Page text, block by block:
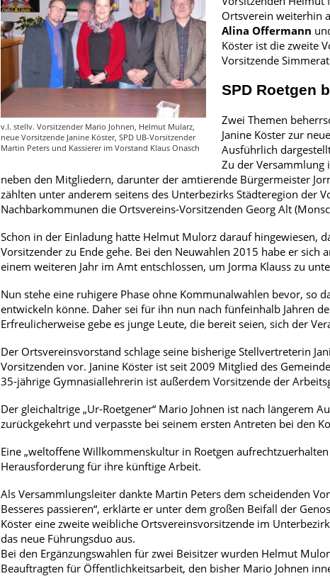
v.l. stellv. Vorsitzender Mario Johnen, Helmut Mularz,
neue Vorsitzende Janine Köster, SPD UB-Vorsitzender
Martin Peters und Kassierer im Vorstand Klaus Onasch
Ortsverein weiterhin
Alina Offermann
Köster ist die zweite
Vorsitzende
SPD Roetgen
Zwei Themen
Janine Köster zur
Ausführlich
Zu der Versammlung
neben den Mitgliedern, darunter der amtierende Bürgermeister
zählten unter anderem seitens des Unterbezirks Städteregion der
Nachbarkommunen die Ortsvereins-Vorsitzenden Georg Alt
Schon in der Einladung hatte Helmut Mulorz darauf hingewiesen,
Vorsitzender zu Ende gehe. Bei den Neuwahlen 2015 habe er
einem weiteren Jahr im Amt entschlossen, um Jorma Klauss zu
Nun stehe eine ruhigere Phase ohne Kommunalwahlen bevor, so
entwickeln könne. Daher sei für ihn nun nach fünfeinhalb Jahren
Erfreulicherweise gebe es junge Leute, die bereit seien, sich der
Der Ortsvereinsvorstand schlage seine bisherige Stellvertreterin
Vorsitzenden vor. Janine Köster ist seit 2009 Mitglied des
35-jährige Gymnasiallehrerin ist außerdem Vorsitzende der
Der gleichaltrige „Ur-Roetgener“ Mario Johnen ist nach längerem
zurückgekehrt und verpasste bei seinem ersten Antreten bei den
Eine „weltoffene Willkommenskultur in Roetgen
Herausforderung für ihre künftige Arbeit.
Als Versammlungsleiter dankte Martin Peters dem scheidenden
Besseres passieren“, erklärte er unter dem großen Beifall der
Köster eine zweite weibliche Ortsvereinsvorsitzende im
das neue Führungsduo aus.
Bei den Ergänzungswahlen für zwei Beisitzer wurden Helmut
Beauftragten für Öffentlichkeitsarbeit, den bisher Mario Johnen